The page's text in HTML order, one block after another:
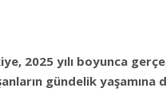
2025 yılı boyunca
gündelik